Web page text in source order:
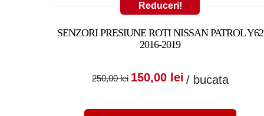
Reduceri!
SENZORI PRESIUNE ROTI NISSAN PATROL Y62
2016-2019
250,00lei
Prețul inițial a
150,00 lei Prețul
/ bucata